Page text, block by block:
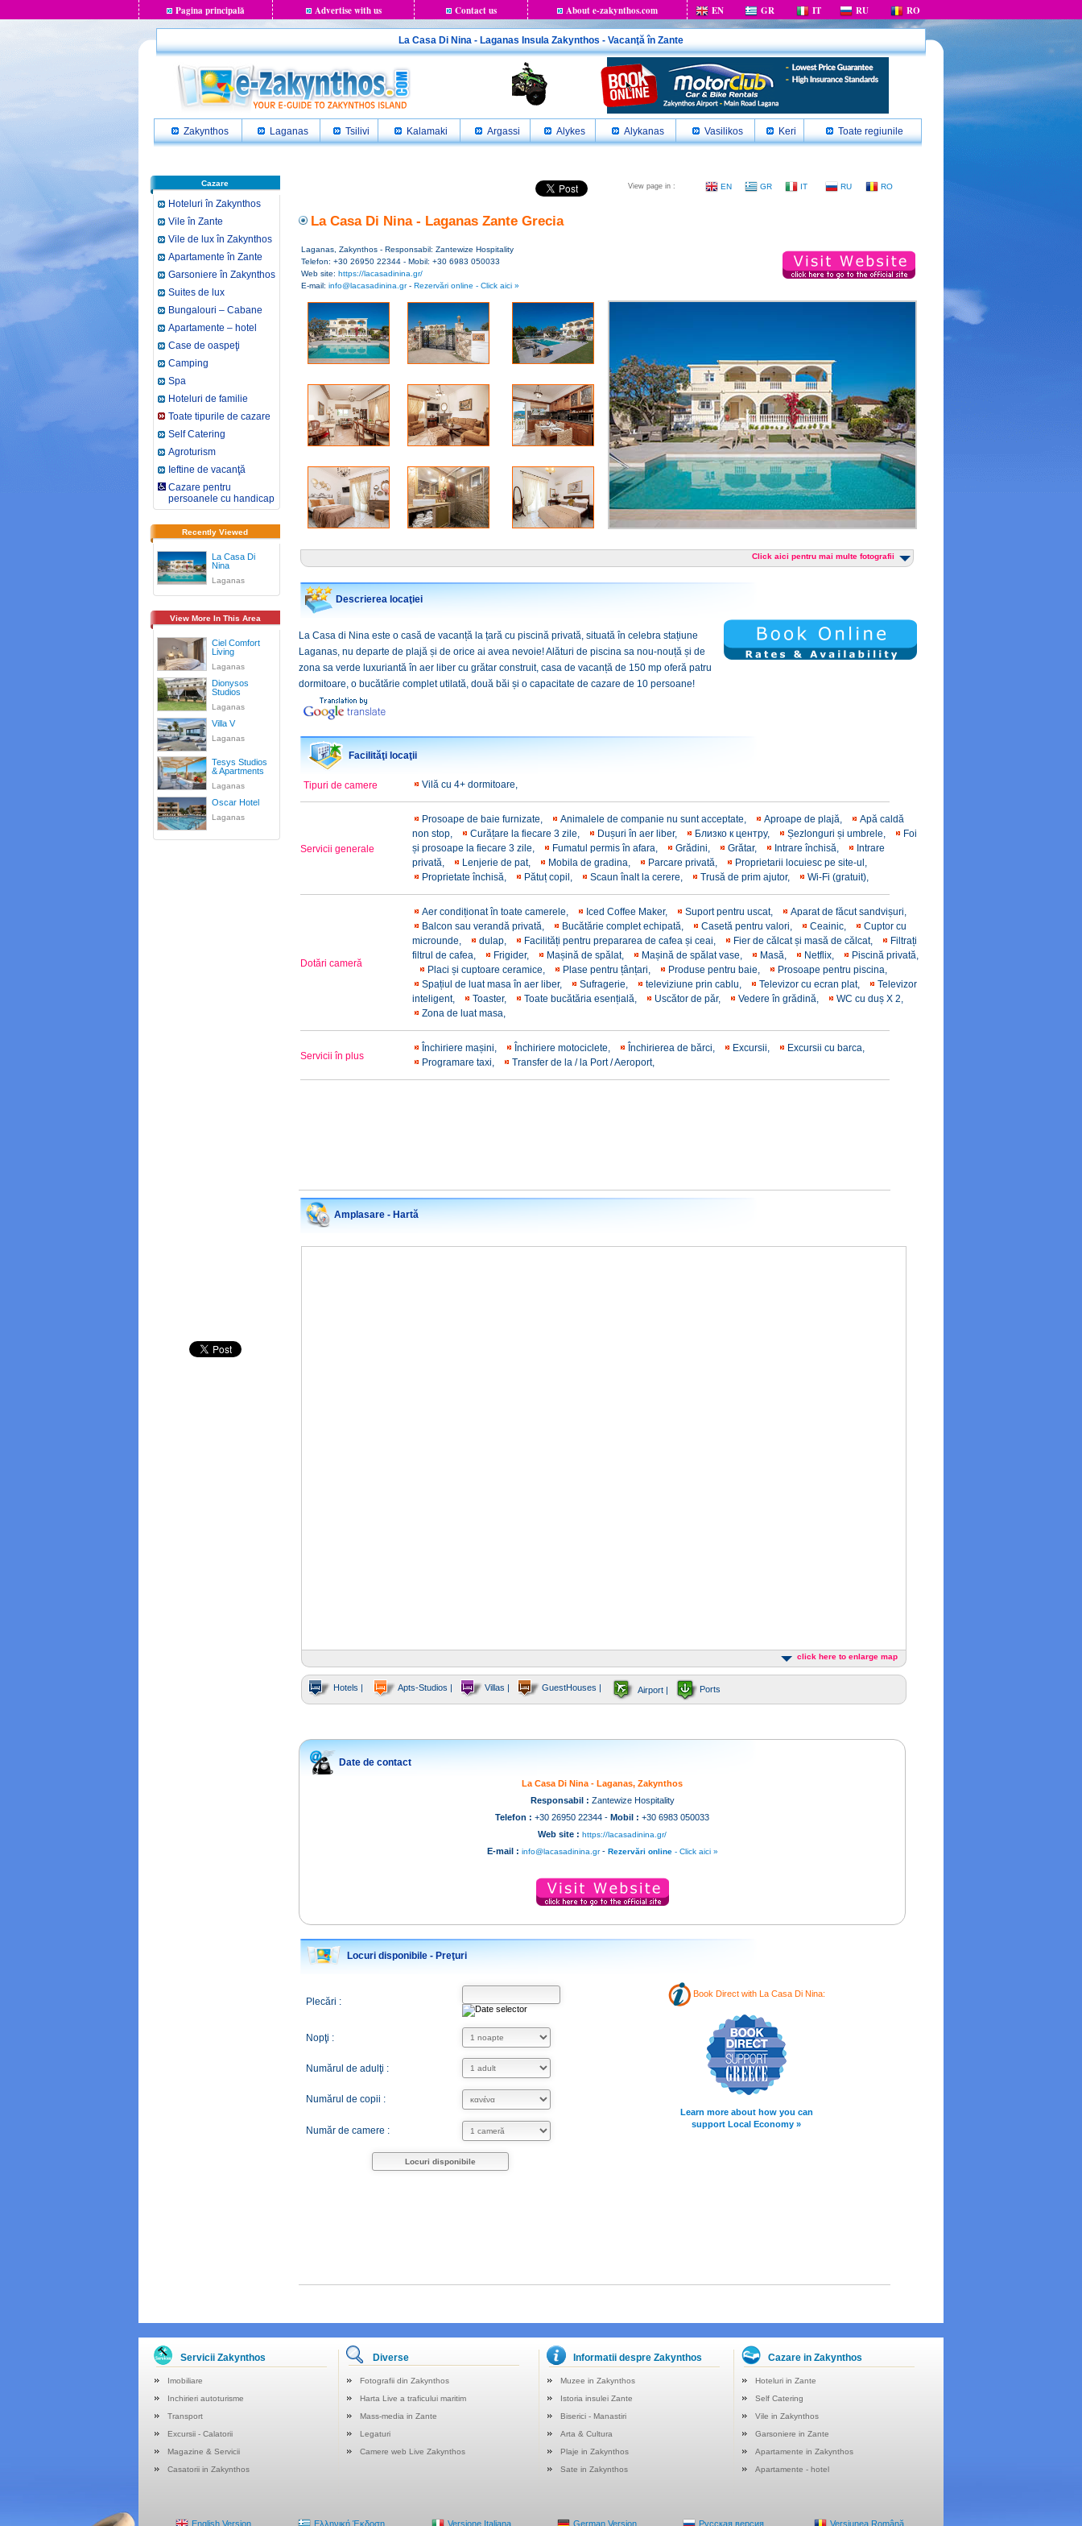
Pagina principală Advertise with us Contact us About e-zakynthos.com EN GR IT RU RO
La Casa Di Nina - Laganas Insula Zakynthos - Vacanţă în Zante
Zakynthos Laganas Tsilivi Kalamaki Argassi Alykes Alykanas Vasilikos Keri Toate regiunile
Cazare
Hoteluri în Zakynthos
Vile în Zante
Vile de lux în Zakynthos
Apartamente în Zante
Garsoniere în Zakynthos
Suites de lux
Bungalouri – Cabane
Apartamente – hotel
Case de oaspeţi
Camping
Spa
Hoteluri de familie
Toate tipurile de cazare
Self Catering
Agroturism
Ieftine de vacanţă
Cazare pentru
persoanele cu handicap
Recently Viewed
La Casa Di
Nina
Laganas
View More In This Area
Ciel Comfort
Living
Laganas
Dionysos
Studios
Laganas
Villa V
Laganas
Tesys Studios
& Apartments
Laganas
Oscar Hotel
Laganas
View page in : EN GR IT RU RO
La Casa Di Nina - Laganas Zante Grecia
Laganas, Zakynthos - Responsabil: Zantewize Hospitality
Telefon: +30 26950 22344 - Mobil: +30 6983 050033
Web site: https://lacasadinina.gr/
E-mail: info@lacasadinina.gr- Rezervări online - Click aici »
Click aici pentru mai multe fotografii
Descrierea locaţiei
La Casa di Nina este o casă de vacanță la țară cu piscină privată, situată în celebra stațiune
Laganas, nu departe de plajă și de orice ai avea nevoie! Alături de piscina sa nou-nouță și de
zona sa verde luxuriantă în aer liber cu grătar construit, casa de vacanță de 150 mp oferă patru
dormitoare, o bucătărie complet utilată, două băi și o capacitate de cazare de 10 persoane!
Facilităţi locaţii
Tipuri de camere Vilă cu 4+ dormitoare,
Servicii generale
Prosoape de baie furnizate, Animalele de companie nu sunt acceptate, Aproape de plajă,
Apă caldă
non stop,
Curățare la fiecare 3 zile, Dușuri în aer liber, Близко к центру, Șezlonguri și umbrele,
Foi
și prosoape la fiecare 3 zile,
Fumatul permis în afara, Grădini, Grătar, Intrare închisă,
Intrare
privată,
Lenjerie de pat, Mobila de gradina, Parcare privată,
Proprietarii locuiesc pe site-ul,
Proprietate închisă,
Pătuț copil, Scaun înalt la cerere, Trusă de prim ajutor, Wi-Fi (gratuit),
Dotări cameră
Aer condiționat în toate camerele, Iced Coffee Maker, Suport pentru uscat,
Aparat de făcut sandvișuri,
Balcon sau verandă privată,
Bucătărie complet echipată, Casetă pentru valori, Ceainic,
Cuptor cu
microunde,
dulap, Facilități pentru prepararea de cafea și ceai, Fier de călcat și masă de călcat,
Filtrați
filtrul de cafea,
Frigider, Mașină de spălat, Mașină de spălat vase, Masă, Netflix,
Piscină privată,
Placi și cuptoare ceramice,
Plase pentru țânțari, Produse pentru baie,
Prosoape pentru piscina,
Spațiul de luat masa în aer liber,
Sufragerie, televiziune prin cablu, Televizor cu ecran plat,
Televizor
inteligent,
Toaster, Toate bucătăria esențială, Uscător de păr, Vedere în grădină,
WC cu duș X 2,
Zona de luat masa,
Servicii în plus
Închiriere mașini, Închiriere motociclete, Închirierea de bărci, Excursii,
Excursii cu barca,
Programare taxi,
Transfer de la / la Port / Aeroport,
Amplasare - Hartă
click here to enlarge map
Hotels | Apts-Studios | Villas | GuestHouses | Airport | Ports
Date de contact
La Casa Di Nina - Laganas, Zakynthos
Responsabil : Zantewize Hospitality
Telefon : +30 26950 22344 - Mobil : +30 6983 050033
Web site : https://lacasadinina.gr/
E-mail : info@lacasadinina.gr- Rezervări online- Click aici »
Locuri disponibile - Preţuri
Plecări :
Nopţi :
Numărul de adulţi :
Numărul de copii :
Număr de camere :
Locuri disponibile
Book Direct with La Casa Di Nina:
Learn more about how you can
support Local Economy »
Servicii Zakynthos Diverse Informatii despre Zakynthos Cazare in Zakynthos
Imobiliare Fotografii din Zakynthos Muzee in Zakynthos
Hoteluri in Zante
Inchirieri autoturisme
Harta Live a traficului maritim Istoria insulei Zante
Self Catering
Transport
Mass-media in Zante Biserici - Manastiri
Vile in Zakynthos
Excursii - Calatorii
Legaturi Arta & Cultura
Garsoniere in Zante
Magazine & Servicii
Camere web Live Zakynthos Plaje in Zakynthos
Apartamente in Zakynthos
Casatorii in Zakynthos
Sate in Zakynthos Apartamente - hotel
English Version Ελληνική Έκδοση Versione Italiana German Version Русская версия Versiunea Română